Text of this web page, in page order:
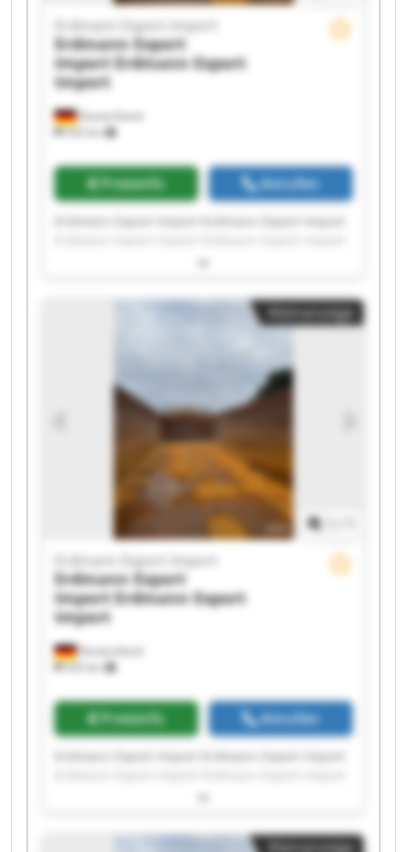
Deutschland
503 km
Erdmann Export Import
Erdmann Export
ImportErdmann Export
Import
Preisinfo Anrufen
Erdmann Export Import Erdmann Export Import
Erdmann Export Import Erdmann Export Import
Erdmann Export Import Erdmann Export Import
Erdmann Export Import Erdmann Export Import
Erdmann Export Import Erdmann Export Import
Erdmann Export Import Erdmann Export Import
Erdmann Export Import Erdmann Export Import
Kleinanzeige
Deutschland
503 km
Erdmann Export Import
Erdmann Export
ImportErdmann Export
Import
Preisinfo Anrufen
Erdmann Export Import Erdmann Export Import
Erdmann Export Import Erdmann Export Import
Erdmann Export Import Erdmann Export Import
Kleinanzeige